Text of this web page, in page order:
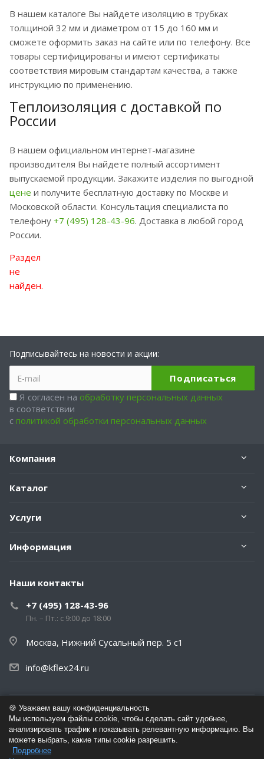
В нашем каталоге Вы найдете изоляцию в трубках
толщиной 32 мм и диаметром от 15 до 160 мм и
сможете оформить заказ на сайте или по телефону. Все
товары сертифицированы и имеют сертификаты
соответствия мировым стандартам качества, а также
инструкцию по применению.
Теплоизоляция с доставкой по
России
В нашем официальном интернет-магазине
производителя Вы найдете полный ассортимент
выпускаемой продукции. Закажите изделия по выгодной
цене и получите бесплатную доставку по Москве и
Московской области. Консультация специалиста по
телефону +7 (495) 128-43-96. Доставка в любой город
России.
Раздел
не
найден.
Подписывайтесь на новости и акции:
Я согласен на обработку персональных данных
в соответствии
с политикой обработки персональных данных
Компания
Каталог
Услуги
Информация
Наши контакты
+7 (495) 128-43-96
Пн. – Пт.: с 9:00 до 18:00
Москва, Нижний Сусальный пер. 5 с1
info@kflex24.ru
© 2026 K-Flex Изоляция - Сайт дистрибутора завода K-Flex
Политика обработки персональных данных
🍪 Уважаем вашу конфиденциальность
Мы используем файлы cookie, чтобы сделать сайт удобнее,
анализировать трафик и показывать релевантную информацию. Вы
можете выбрать, какие типы cookie разрешить.
Подробнее